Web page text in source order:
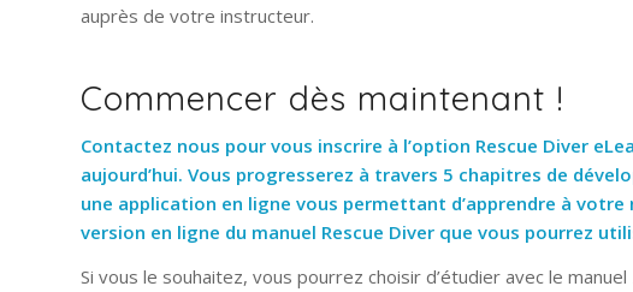
auprès de votre instructeur.
Commencer dès maintenant !
Contactez nous pour vous inscrire à l’option Rescue Diver
aujourd’hui. Vous progresserez à travers 5 chapitres de
une application en ligne vous permettant d’apprendre à
version en ligne du manuel Rescue Diver que vous pourrez
Si vous le souhaitez, vous pourrez choisir d’étudier avec le manuel